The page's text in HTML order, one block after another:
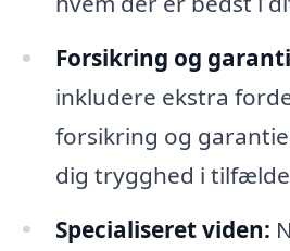
Forsikring og
inkludere ekstra
forsikring og
dig trygghed i
Specialiseret viden: